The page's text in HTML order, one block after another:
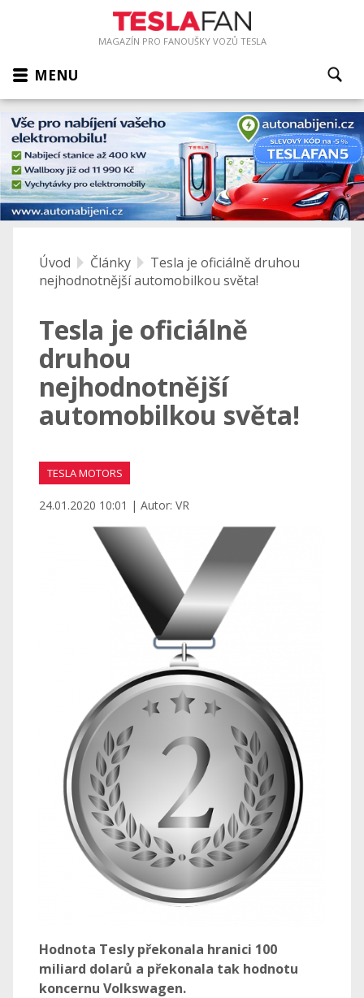
MAGAZÍN PRO FANOUŠKY VOZŮ TESLA
MENU
Úvod Články
Tesla je oficiálně druhou
nejhodnotnější automobilkou světa!
Tesla je oficiálně
druhou
nejhodnotnější
automobilkou světa!
TESLA MOTORS
24.01.2020 10:01 | Autor: VR
Hodnota Tesly překonala hranici 100
miliard dolarů a překonala tak hodnotu
koncernu Volkswagen.